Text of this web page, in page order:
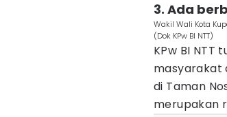
3. Ada
Wakil Wali Kota
(Dok KPw BI NTT)
KPw BI
masyarakat
di Taman
merupakan